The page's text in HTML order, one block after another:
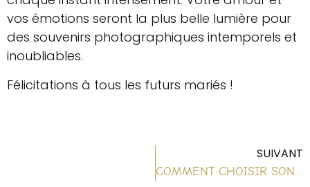
vos émotions seront la plus belle lumière pour
des souvenirs photographiques intemporels et
inoubliables.
Félicitations à tous les futurs mariés !
SUIVANT
COMMENT CHOISIR SON PHOTOGRAPHE DE MARIAGE ?